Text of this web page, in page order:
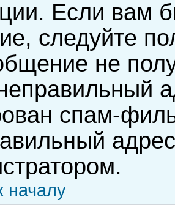
Если вам
следуйте
не
спам-
началу